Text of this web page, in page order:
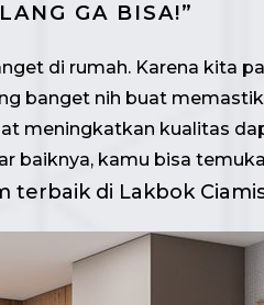
GA BISA!”
di rumah. Karena kita
banget nih buat
meningkatkan kualitas
baiknya, kamu bisa
terbaik di Lakbok